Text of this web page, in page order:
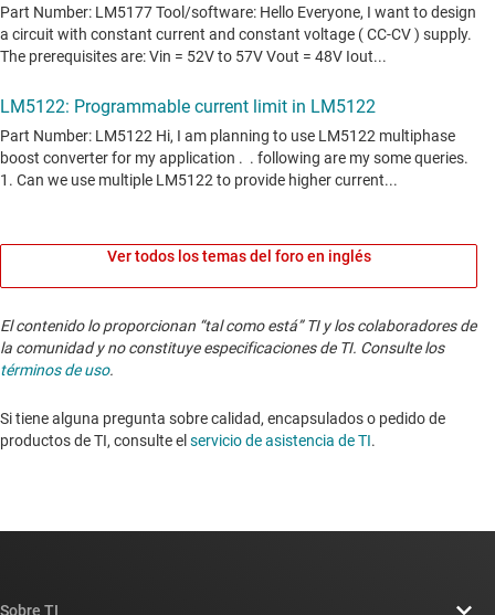
Ver todos los temas del foro en inglés
El contenido lo proporcionan “tal como está” TI y los colaboradores de
la comunidad y no constituye especificaciones de TI. Consulte los
términos de uso.
Si tiene alguna pregunta sobre calidad, encapsulados o pedido de
productos de TI, consulte el servicio de asistencia de TI. ​​​​​​​​​​​​​​
Sobre TI